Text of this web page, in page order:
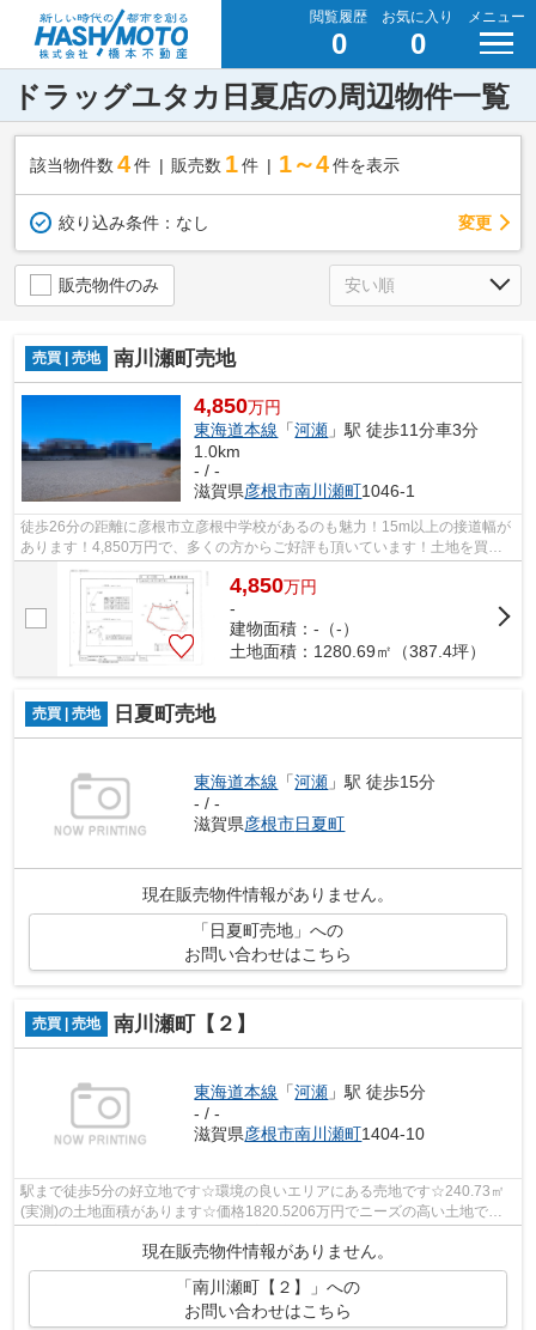
閲覧履歴
0
お気に入り
0
メニュー
ドラッグユタカ日夏店の周辺物件一覧
該当物件数 4件 販売数 1 件 1～4 件を表示
絞り込み条件： なし 変更
販売物件のみ
売買 | 売地 南川瀬町売地
4,850万円
東海道本線 「河瀬 」駅 徒歩11分車3分
1.0km
- / -
滋賀県彦根市南川瀬町1046-1
徒歩26分の距離に彦根市立彦根中学校があるのも魅力！15m以上の接道幅が
あります！4,850万円で、多くの方からご好評も頂いています！土地を買う
なら、東海道本線河瀬近辺も候補地に追...
4,850万円
-
建物面積：-（-）
土地面積：1280.69㎡（387.4坪）
売買 | 売地 日夏町売地
東海道本線 「河瀬 」駅 徒歩15分
- / -
滋賀県彦根市日夏町
現在販売物件情報がありません。
「日夏町売地」への
お問い合わせはこちら
売買 | 売地 南川瀬町【２】
東海道本線 「河瀬 」駅 徒歩5分
- / -
滋賀県彦根市南川瀬町1404-10
駅まで徒歩5分の好立地です☆環境の良いエリアにある売地です☆240.73㎡
(実測)の土地面積があります☆価格1820.5206万円でニーズの高い土地です
現在販売物件情報がありません。
「南川瀬町【２】」への
お問い合わせはこちら